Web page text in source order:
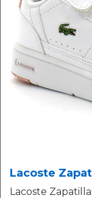
Lacoste
Lacoste